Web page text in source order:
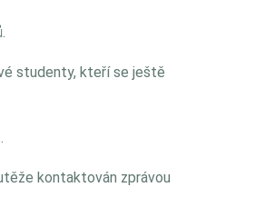
studenty, kteří se ještě
kontaktován zprávou